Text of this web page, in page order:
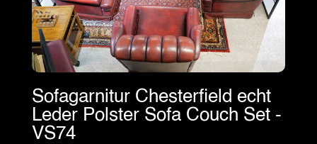
Sofagarnitur Chesterfield echt
Leder Polster Sofa Couch Set -
VS74